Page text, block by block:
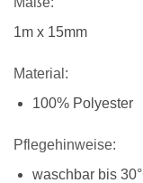
1m x 15mm
Material:
100% Polyester
Pflegehinweise:
waschbar bis